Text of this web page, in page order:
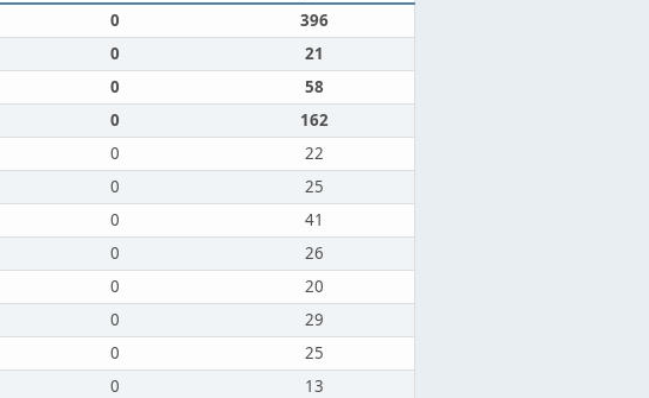
0
396
0
21
0
58
0
162
0
22
0
25
0
41
0
26
0
20
0
29
0
25
0
13